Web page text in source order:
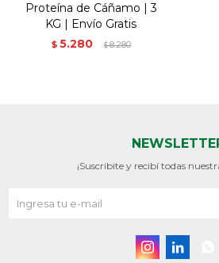
Proteína de Cáñamo | 3
KG | Envío Gratis
$ 5.280 $8.280
¡Suscribite y recibí todas
 